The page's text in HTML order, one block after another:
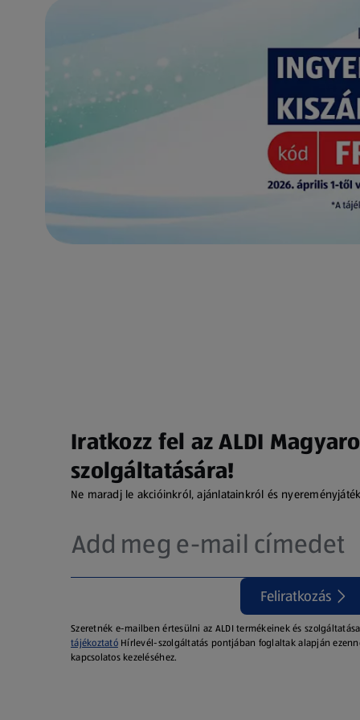
(új oldalon nyílik meg)
Iratkozz fel az ALDI
szolgáltatására!
Ne maradj le akcióinkról, ajánlatainkról és
Feliratkozás
Szeretnék e-mailben értesülni az ALDI termékeinek és
tájékoztatóHírlevél-szolgáltatás pontjában foglaltak alapján
kapcsolatos kezeléséhez.